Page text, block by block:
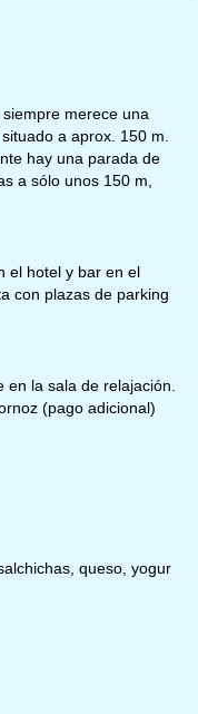
merece una
a aprox. 150 m.
hay una parada de
a sólo unos 150 m,
el hotel y bar en el
con plazas de parking
la sala de relajación.
(pago adicional)
queso, yogur